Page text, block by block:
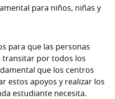
para niños, niñas y
para que las personas
transitar por todos los
que los centros
estos apoyos y realizar los
estudiante necesita.